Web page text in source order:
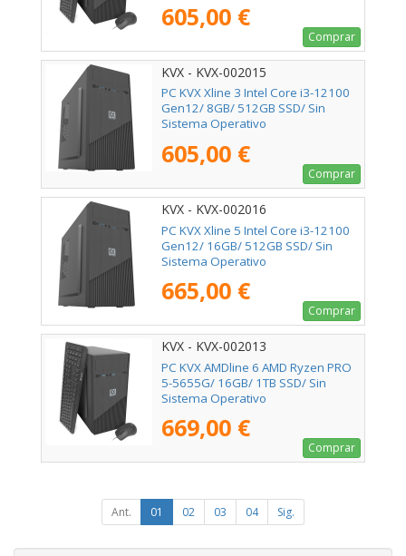
605,00 €
Comprar
KVX - KVX-002015
PC KVX Xline 3 Intel Core i3-12100
Gen12/ 8GB/ 512GB SSD/ Sin
Sistema Operativo
605,00 €
Comprar
KVX - KVX-002016
PC KVX Xline 5 Intel Core i3-12100
Gen12/ 16GB/ 512GB SSD/ Sin
Sistema Operativo
665,00 €
Comprar
KVX - KVX-002013
PC KVX AMDline 6 AMD Ryzen PRO
5-5655G/ 16GB/ 1TB SSD/ Sin
Sistema Operativo
669,00 €
Comprar
Ant. 01 02 03 04 Sig.